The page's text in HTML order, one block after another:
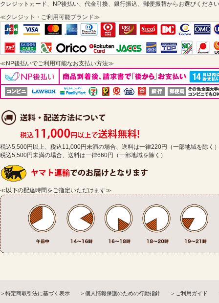
クレジットカード、NP後払い、代金引換、銀行振込、郵便振替からお選びくださ
≪クレジット・ご利用可能ブランド≫
≪NP後払いでご利用可能なお支払い方法≫
税込5,500円以上、税込11,000円未満の場合、送料は一律220円（一部地域を除く
税込5,500円未満の場合、送料は一律660円（一部地域を除く）
≪以下の配達時間をご指定いただけます≫
＞特定商取引法に基づく表示 ＞個人情報保護のための行動指針 ＞ご利用ガイド